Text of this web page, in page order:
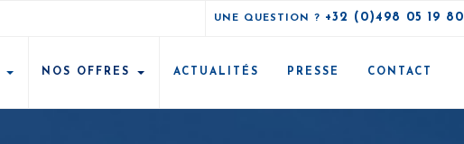
UNE QUESTION ? +32 (0)498 05 19 80
NOS OFFRES ACTUALITÉS PRESSE CONTACT